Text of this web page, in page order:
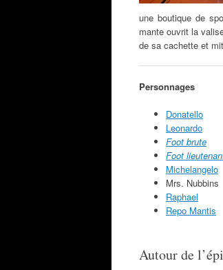
une boutique de
mante ouvrit la
de sa cachette et
Personnages
Donatello
Leonardo
Foot brute
Foot
Michelangelo
Mrs. Nubbins
Raphael
Repo Mantis
Autour de